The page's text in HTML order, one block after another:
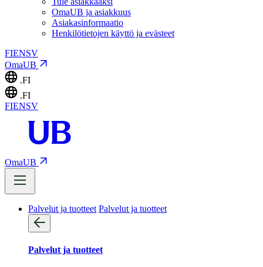
OmaUB ja asiakkuus
Asiakasinformaatio
Henkilötietojen käyttö ja evästeet
FIENSV
OmaUB
.FI
.FI
FIENSV
OmaUB
Palvelut ja tuotteet Palvelut ja tuotteet
Palvelut ja tuotteet